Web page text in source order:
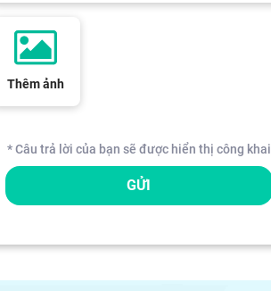
Thêm ảnh
* Câu trả lời của bạn sẽ được hiển thị công khai
GỬI